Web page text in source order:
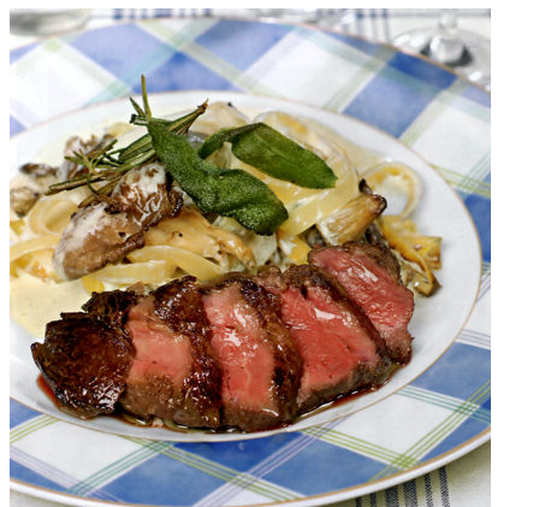
Говядина по-
бургундски
Говядина с
галетами
Говядина с
кабачками
Говядина с
вешенками,
маринованная в
пиве
Говяжьи